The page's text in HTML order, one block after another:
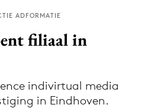
via de Adformatie
app
ADFORMATIE
filiaal in
indivirtual media
in Eindhoven.